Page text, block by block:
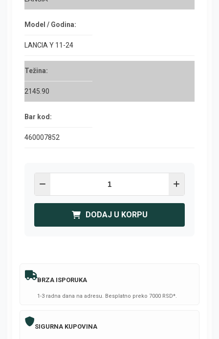
Model / Godina:
LANCIA Y 11-24
Težina:
2145.90
Bar kod:
460007852
DODAJ U KORPU
BRZA ISPORUKA
1-3 radna dana na adresu. Besplatno preko 7000 RSD*.
SIGURNA KUPOVINA